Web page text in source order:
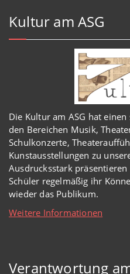
Kultur am ASG
Die Kultur am ASG hat
den Bereichen Musik,
Schulkonzerte,
Kunstausstellungen zu
Ausdrucksstark
Schüler regelmäßig ihr
wieder das Publikum.
Weitere Informationen
Verantwortung